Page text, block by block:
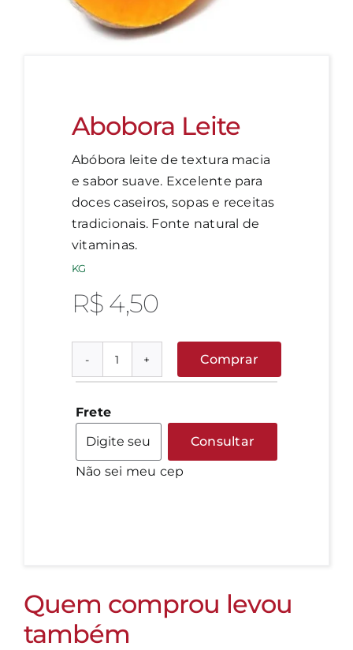
Abobora Leite
Abóbora leite de textura macia
e sabor suave. Excelente para
doces caseiros, sopas e receitas
tradicionais. Fonte natural de
vitaminas.
KG
R$4,50
Comprar
Frete
Consultar
Não sei meu cep
Quem comprou levou
também